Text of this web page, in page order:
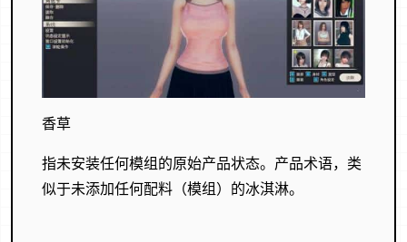
香草
指未安装任何模组的原始产品状态。产品术语，类
似于未添加任何配料（模组）的冰淇淋。